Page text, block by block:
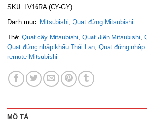
SKU: LV16RA (CY-GY)
Danh mục: Mitsubishi, Quạt đứng Mitsubishi
Thẻ: Quạt cây Mitsubishi, Quạt điện Mitsubishi,
Quạt đứng nhập khẩu Thái Lan, Quạt đứng nhập
remote Mitsubishi
MÔ TẢ